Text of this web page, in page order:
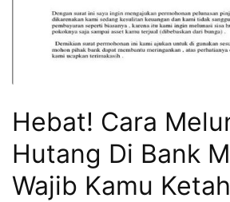
Hebat! Cara
Hutang Di Bank
Wajib Kamu